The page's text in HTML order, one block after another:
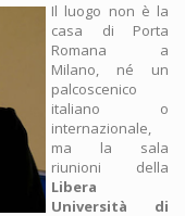
Il luogo non è la
casa di Porta
Romana a
Milano, né un
palcoscenico
italiano o
internazionale,
ma la sala
riunioni della
Libera
Università di